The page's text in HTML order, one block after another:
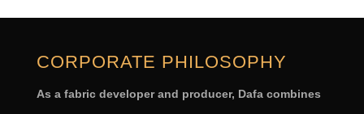
CORPORATE PHILOSOPHY
As a fabric developer and producer, Dafa combines